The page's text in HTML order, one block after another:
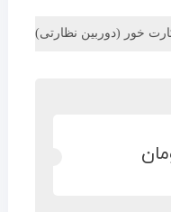
خور (دوربین نظارتی)